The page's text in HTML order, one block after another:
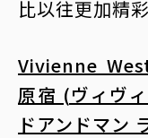
比以往更加精
Vivienne
原宿 (ヴィヴ
ドアンドマン